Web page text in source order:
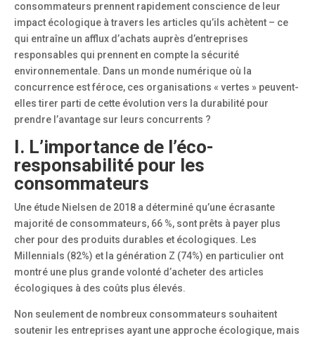
consommateurs prennent rapidement conscience de leur
impact écologique à travers les articles qu’ils achètent – ce
qui entraîne un afflux d’achats auprès d’entreprises
responsables qui prennent en compte la sécurité
environnementale. Dans un monde numérique où la
concurrence est féroce, ces organisations « vertes » peuvent-
elles tirer parti de cette évolution vers la durabilité pour
prendre l’avantage sur leurs concurrents ?
I. L’importance de l’éco-
responsabilité pour les
consommateurs
Une étude Nielsen de 2018 a déterminé qu’une écrasante
majorité de consommateurs, 66 %, sont prêts à payer plus
cher pour des produits durables et écologiques. Les
Millennials (82%) et la génération Z (74%) en particulier ont
montré une plus grande volonté d’acheter des articles
écologiques à des coûts plus élevés.
Non seulement de nombreux consommateurs souhaitent
soutenir les entreprises ayant une approche écologique, mais